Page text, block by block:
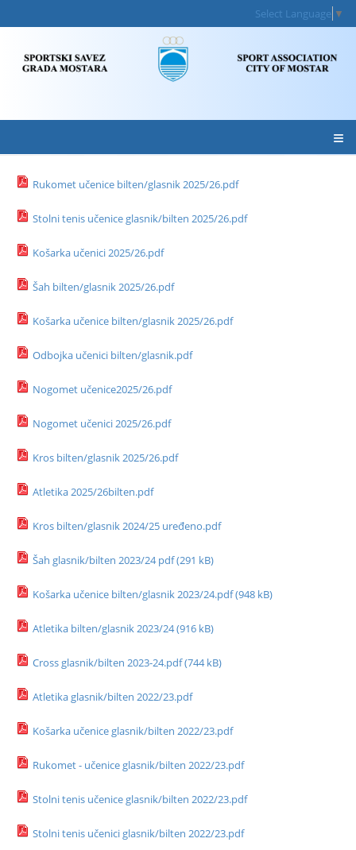
Select Language ▼
≡
Rukomet učenice bilten/glasnik 2025/26.pdf
Stolni tenis učenice glasnik/bilten 2025/26.pdf
Košarka učenici 2025/26.pdf
Šah bilten/glasnik 2025/26.pdf
Košarka učenice bilten/glasnik 2025/26.pdf
Odbojka učenici bilten/glasnik.pdf
Nogomet učenice2025/26.pdf
Nogomet učenici 2025/26.pdf
Kros bilten/glasnik 2025/26.pdf
Atletika 2025/26bilten.pdf
Kros bilten/glasnik 2024/25 uređeno.pdf
Šah glasnik/bilten 2023/24 pdf (291 kB)
Košarka učenice bilten/glasnik 2023/24.pdf (948 kB)
Atletika bilten/glasnik 2023/24 (916 kB)
Cross glasnik/bilten 2023-24.pdf (744 kB)
Atletika glasnik/bilten 2022/23.pdf
Košarka učenice glasnik/bilten 2022/23.pdf
Rukomet - učenice glasnik/bilten 2022/23.pdf
Stolni tenis učenice glasnik/bilten 2022/23.pdf
Stolni tenis učenici glasnik/bilten 2022/23.pdf